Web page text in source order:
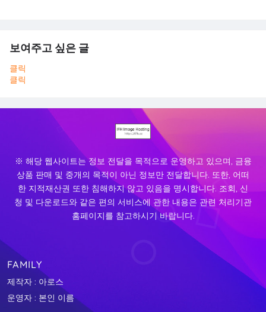
보여주고 싶은 글
클릭
클릭
※ 해당 웹사이트는 정보 전달을 목적으로 운영하고 있으며, 금융
상품 판매 및 중개의 목적이 아닌 정보만 전달합니다. 또한, 어떠
한 지적재산권 또한 침해하지 않고 있음을 명시합니다. 조회, 신
청 및 다운로드와 같은 편의 서비스에 관한 내용은 관련 처리기관
홈페이지를 참고하시기 바랍니다.
FAMILY
제작자 : 아로스
운영자 : 본인 이름